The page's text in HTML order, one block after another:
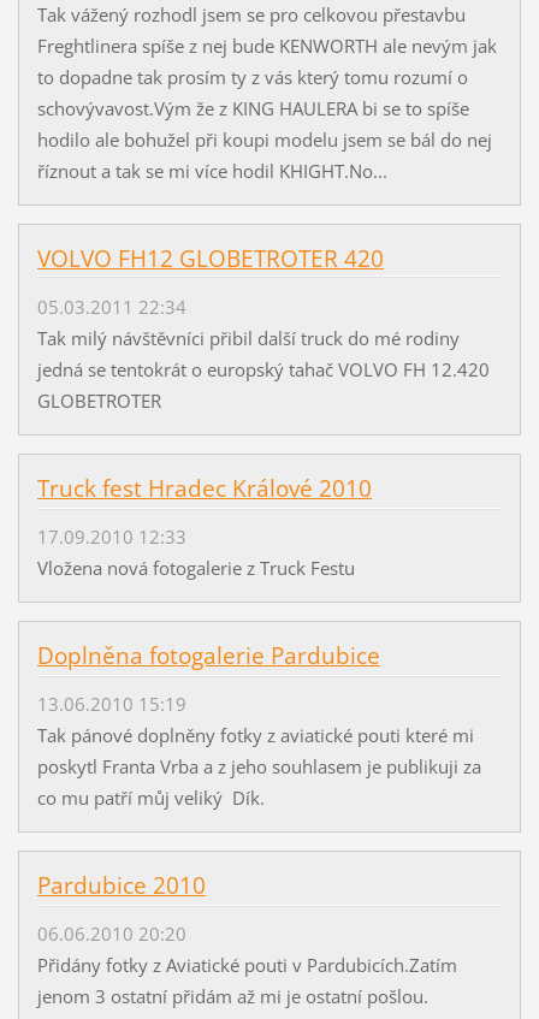
Tak vážený rozhodl jsem se pro celkovou přestavbu
Freghtlinera spíše z nej bude KENWORTH ale nevým jak
to dopadne tak prosím ty z vás který tomu rozumí o
schovývavost.Vým že z KING HAULERA bi se to spíše
hodilo ale bohužel při koupi modelu jsem se bál do nej
říznout a tak se mi více hodil KHIGHT.No...
VOLVO FH12 GLOBETROTER 420
05.03.2011 22:34
Tak milý návštěvníci přibil další truck do mé rodiny
jedná se tentokrát o europský tahač VOLVO FH 12.420
GLOBETROTER
Truck fest Hradec Králové 2010
17.09.2010 12:33
Vložena nová fotogalerie z Truck Festu
Doplněna fotogalerie Pardubice
13.06.2010 15:19
Tak pánové doplněny fotky z aviatické pouti které mi
poskytl Franta Vrba a z jeho souhlasem je publikuji za
co mu patří můj veliký Dík.
Pardubice 2010
06.06.2010 20:20
Přidány fotky z Aviatické pouti v Pardubicích.Zatím
jenom 3 ostatní přidám až mi je ostatní pošlou.